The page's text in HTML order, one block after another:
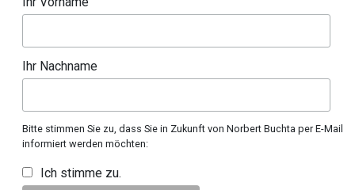
Ihr Nachname
Bitte stimmen Sie zu, dass Sie in Zukunft von Norbert Buchta per E-Mail
informiert werden möchten:
Ich stimme zu.